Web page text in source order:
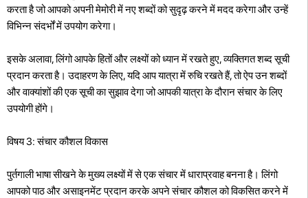
करता है जो आपको अपनी मेमोरी में नए शब्दों को सुदृढ़ करने में मदद करेगा और उन्हें
विभिन्न संदर्भों में उपयोग करेगा।
इसके अलावा, लिंगो आपके हितों और लक्ष्यों को ध्यान में रखते हुए, व्यक्तिगत शब्द सूची
प्रदान करता है। उदाहरण के लिए, यदि आप यात्रा में रुचि रखते हैं, तो ऐप उन शब्दों
और वाक्यांशों की एक सूची का सुझाव देगा जो आपकी यात्रा के दौरान संचार के लिए
उपयोगी होंगे।
विषय 3: संचार कौशल विकास
पुर्तगाली भाषा सीखने के मुख्य लक्ष्यों में से एक संचार में धाराप्रवाह बनना है। लिंगो
आपको पाठ और असाइनमेंट प्रदान करके अपने संचार कौशल को विकसित करने में